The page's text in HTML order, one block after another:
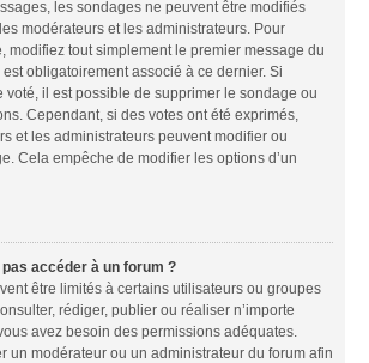
les sondages ne peuvent être modifiés
modérateurs et les administrateurs. Pour
modifiez tout simplement le premier message du
obligatoirement associé à ce dernier. Si
voté, il est possible de supprimer le sondage ou
Cependant, si des votes ont été exprimés,
et les administrateurs peuvent modifier ou
Cela empêche de modifier les options d’un
accéder à un forum ?
être limités à certains utilisateurs ou groupes
rédiger, publier ou réaliser n’importe
avez besoin des permissions adéquates.
un modérateur ou un administrateur du forum afin